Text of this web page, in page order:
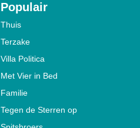
Populair
Thuis
Terzake
Villa Politica
Met Vier in Bed
Familie
Tegen de Sterren op